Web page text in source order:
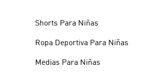
Shorts Para Niñas
Ropa Deportiva Para Niñas
Medias Para Niñas